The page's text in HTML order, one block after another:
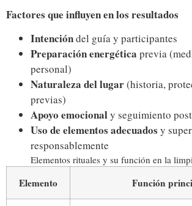
Factores que influyen en los resultados
Intencióndel guía y participantes
Preparación energética previa
personal)
Naturaleza del lugar(historia,
previas)
Apoyo emocionaly seguimiento
Uso de elementos adecuados y
responsablemente
Elementos rituales y su función en la
Elemento Función